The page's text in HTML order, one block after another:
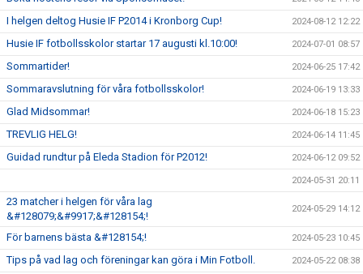
I helgen deltog Husie IF P2014 i Kronborg Cup! 2024-08-12 12:22
Husie IF fotbollsskolor startar 17 augusti kl.10:00! 2024-07-01 08:57
Sommartider! 2024-06-25 17:42
Sommaravslutning för våra fotbollsskolor! 2024-06-19 13:33
Glad Midsommar! 2024-06-18 15:23
TREVLIG HELG! 2024-06-14 11:45
Guidad rundtur på Eleda Stadion för P2012! 2024-06-12 09:52
2024-05-31 20:11
23 matcher i helgen för våra lag
&#128079;&#9917;&#128154;!
2024-05-29 14:12
För barnens bästa &#128154;! 2024-05-23 10:45
Tips på vad lag och föreningar kan göra i Min Fotboll. 2024-05-22 08:38